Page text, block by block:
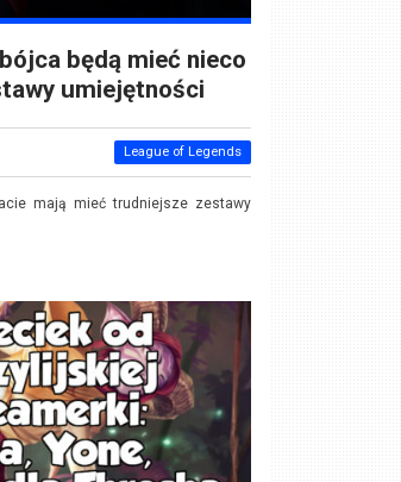
będą mieć nieco
umiejętności
League of Legends
mają mieć trudniejsze zestawy